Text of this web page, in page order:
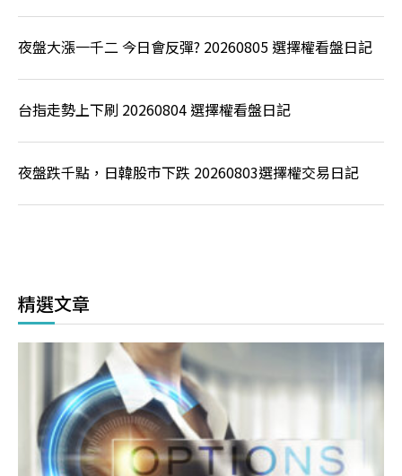
夜盤大漲一千二 今日會反彈? 20260805 選擇權看盤日記
台指走勢上下刷 20260804 選擇權看盤日記
夜盤跌千點，日韓股市下跌 20260803選擇權交易日記
精選文章